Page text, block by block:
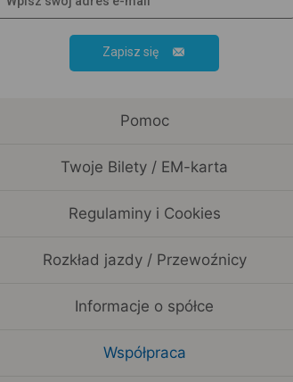
Zapisz się
Pomoc
Twoje Bilety / EM-karta
Regulaminy i Cookies
Rozkład jazdy / Przewoźnicy
Informacje o spółce
Współpraca